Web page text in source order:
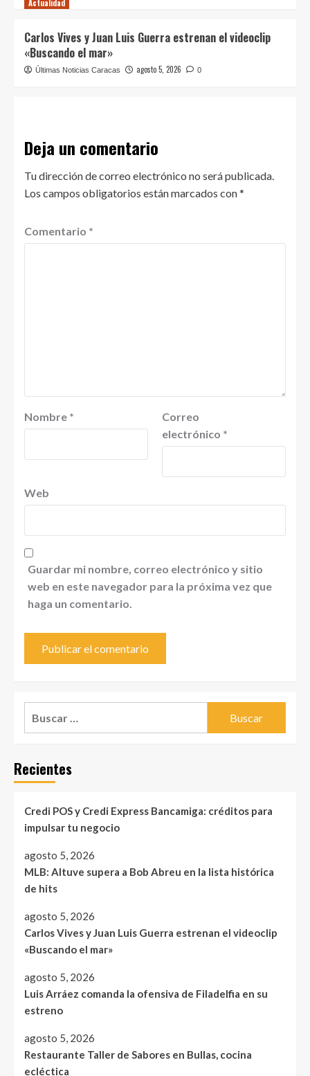
Actualidad
Carlos Vives y Juan Luis Guerra estrenan el videoclip
«Buscando el mar»
Últimas Noticias Caracas agosto 5, 2026 0
Deja un comentario
Tu dirección de correo electrónico no será publicada.
Los campos obligatorios están marcados con*
Comentario *
Nombre *
Correo
electrónico *
Web
Guardar mi nombre, correo electrónico y sitio
web en este navegador para la próxima vez que
haga un comentario.
Recientes
Credi POS y Credi Express Bancamiga: créditos para
impulsar tu negocio
agosto 5, 2026
MLB: Altuve supera a Bob Abreu en la lista histórica
de hits
agosto 5, 2026
Carlos Vives y Juan Luis Guerra estrenan el videoclip
«Buscando el mar»
agosto 5, 2026
Luis Arráez comanda la ofensiva de Filadelfia en su
estreno
agosto 5, 2026
Restaurante Taller de Sabores en Bullas, cocina
ecléctica